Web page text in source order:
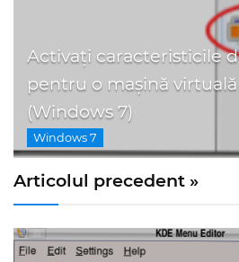
Activați caracteristicile
pentru o mașină
(Windows 7)
Windows 7
Articolul precedent »